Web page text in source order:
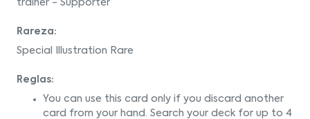
trainer - Supporter
Rareza:
Special Illustration Rare
Reglas:
You can use this card only if you discard another
card from your hand. Search your deck for up to 4